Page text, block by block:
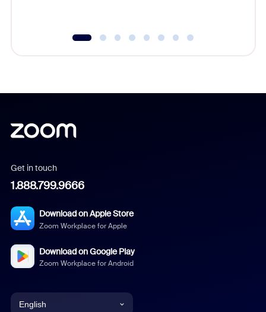
Get in touch
1.888.799.9666
Download on Apple Store
Zoom Workplace for Apple
Download on Google Play
Zoom Workplace for Android
English